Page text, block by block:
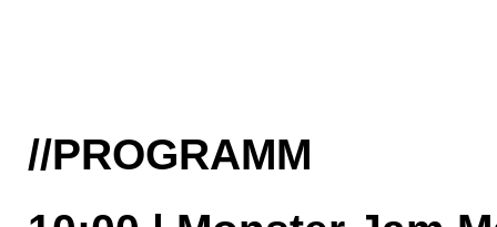
//PROGRAMM